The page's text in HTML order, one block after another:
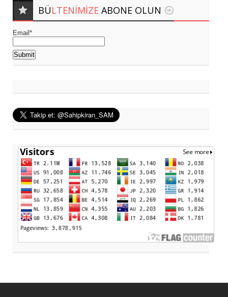
BÜLTENIMIZE ABONE OLUN
Email*